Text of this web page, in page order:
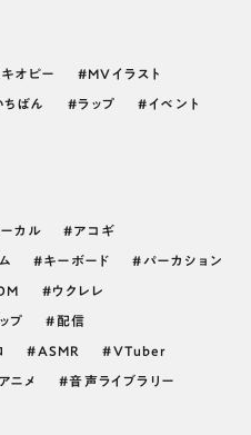
キオピー MVイラスト
ちばん ラップ イベント
カル アコギ
キーボード パーカション
ウクレレ
プ 配信
ASMR VTuber
アニメ 音声ライブラリー